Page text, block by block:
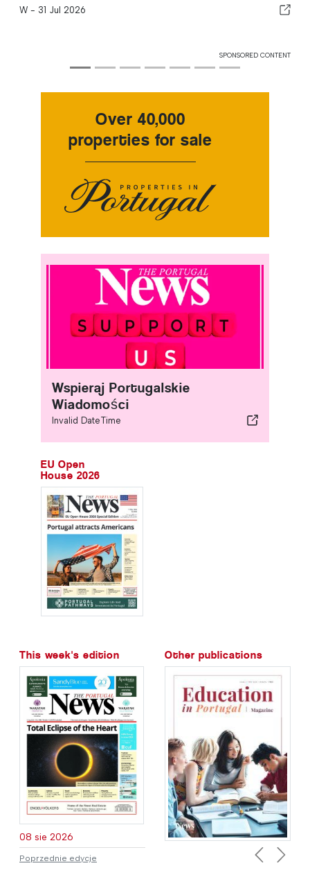
W - 31 Jul 2026
SPONSORED CONTENT
Over 40,000
properties for sale
Wspieraj Portugalskie
Wiadomości
Invalid DateTime
EU Open
House 2026
This week's edition
08 sie 2026
Poprzednie edycje
Other publications
Previous
Next